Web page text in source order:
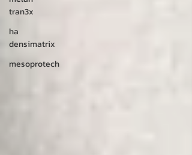
tran3x
ha
densimatrix
mesoprotech